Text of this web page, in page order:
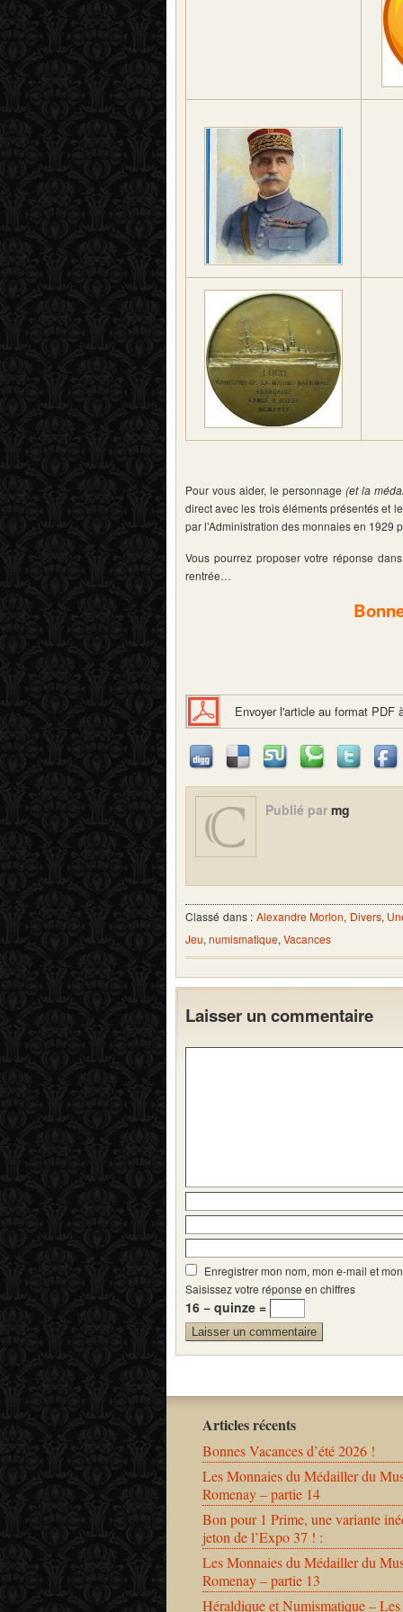
Pour vous aider, le personnage(et la
direct avec les trois éléments présentés et
par l’Administration des monnaies en 1929
Vous pourrez proposer votre réponse
rentrée…
Envoyer l'article au format PDF
Publié par mg
Classé dans : Alexandre Morlon, Divers,
Jeu, numismatique, Vacances
Laisser un commentaire
Enregistrer mon nom, mon e-mail et
Saisissez votre réponse en chiffres
16 − quinze =
Articles récents
Bonnes Vacances d’été 2026 !
Les Monnaies du Médailler du
Romenay – partie 14
Bon pour 1 Prime, une variante
jeton de l’Expo 37 ! :
Les Monnaies du Médailler du
Romenay – partie 13
Héraldique et Numismatique – Les